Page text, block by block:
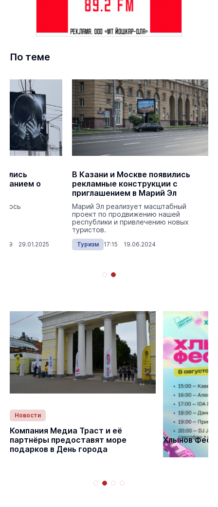
По теме
о
29.01.2025
В Казани и Москве появились
рекламные конструкции с
приглашением в Марий Эл
Марий Эл реализует масштабный
проект по продвижению нашей
республики и привлечению новых
туристов.
Туризм 17:15 19.06.2024
Новости
Компания Медиа Траст и её
партнёры предоставят море
подарков в День города
Статьи
Хлынов Фест